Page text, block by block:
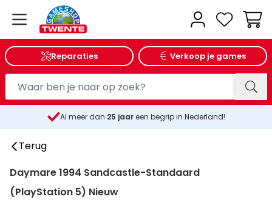
Reparaties Verkoop je games
Al meer dan 25 jaareen begrip in Nederland!
Terug
Daymare 1994 Sandcastle-Standaard
(PlayStation 5) Nieuw